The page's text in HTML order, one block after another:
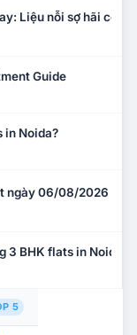
Liệu nỗi sợ hãi có
Guide
in Noida?
ngày 06/08/2026
BHK flats in Noida?
5